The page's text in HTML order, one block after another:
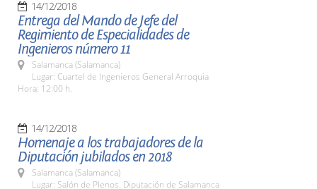
14/12/2018
Entrega del Mando de Jefe del
Regimiento de Especialidades de
Ingenieros número 11
Salamanca (Salamanca)
Lugar: Cuartel de Ingenieros General Arroquia
Hora: 12:00 h.
14/12/2018
Homenaje a los trabajadores de la
Diputación jubilados en 2018
Salamanca (Salamanca)
Lugar: Salón de Plenos. Diputación de Salamanca